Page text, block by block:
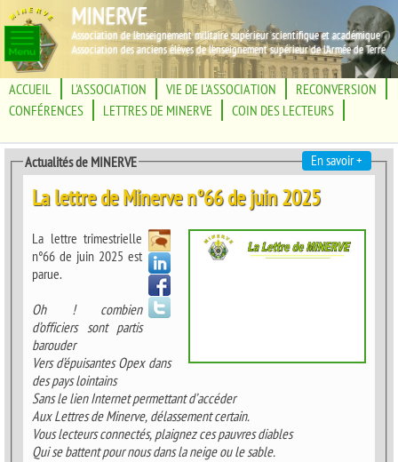
En savoir +
Association de l'enseignement militaire supérieur scientifique et académique
Association des anciens élèves de l'enseignement supérieur de l'Armée de Terre
MINERVE
ACCUEIL L'ASSOCIATION VIE DE L'ASSOCIATION
RECONVERSION
CONFÉRENCES
LETTRES DE MINERVE COIN DES LECTEURS
Actualités de MINERVE
La lettre de Minerve n°66 de juin 2025
La lettre trimestrielle
n°66 de juin 2025 est
parue.
Oh ! combien
d’officiers sont partis
barouder
Vers d’épuisantes Opex dans
des pays lointains
Sans le lien Internet permettant d’accéder
Aux Lettres de Minerve, délassement certain.
Vous lecteurs connectés, plaignez ces pauvres diables
Qui se battent pour nous dans la neige ou le sable.